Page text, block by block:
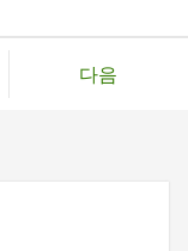
다음